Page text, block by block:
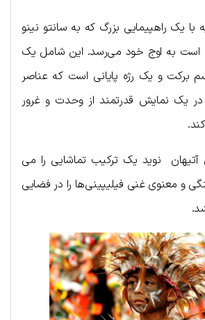
در ۱۹ ژانویه با یک راهپیمایی بزرگ که به سانتو نینو
است به اوج خود می‌رسد. این شامل یک
برکت و یک رژه پایانی است که عناصر
در یک نمایش قدرتمند از وحدت و غرور
آتیهان نوید یک ترکیب تماشایی را می
و معنوی غنی فیلیپینی‌ها را در فضایی